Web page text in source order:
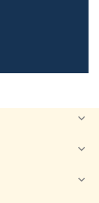


